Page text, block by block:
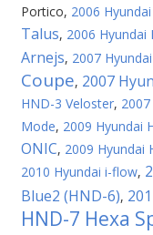
Portico, 2006
Talus, 2006 Hyundai
Arnejs, 2007
Coupe, 2007
HND-3 Veloster,
Mode, 2009 Hyundai
ONIC, 2009 Hyundai
2010 Hyundai i-flow,
Blue2 (HND-6),
HND-7 Hexa